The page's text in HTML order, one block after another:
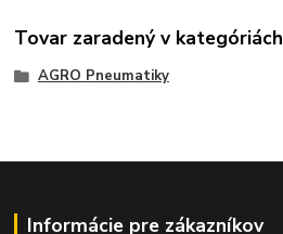
Tovar zaradený v kategóriách
AGRO Pneumatiky
Informácie pre zákazníkov